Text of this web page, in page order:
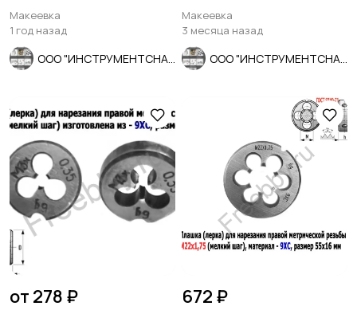
проходной, исп 2, ГОС
Макеевка
1 год назад
мм, осн шаг, СССР.
Макеевка
3 месяца назад
от 278 ₽ 672 ₽